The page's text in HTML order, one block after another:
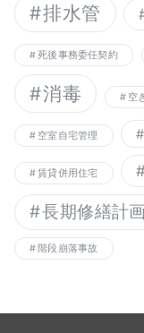
排水管
死後事務委任契約
消毒 空
空室自宅管理
賃貸併用住宅
長期修繕計画
階段崩落事故